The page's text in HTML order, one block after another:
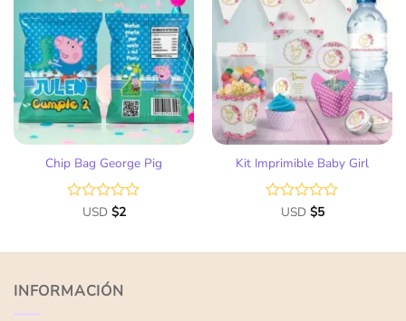
Añadir
a la
lista
de
deseos
Chip Bag George Pig
Valorado
de
USD $2
Añadir
a la
lista
de
deseos
Kit Imprimible Baby Girl
Valorado
de
USD $5
INFORMACIÓN